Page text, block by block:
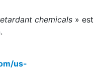
chemicals » est
us-